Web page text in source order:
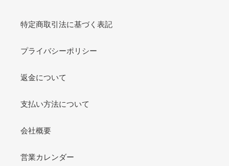
特定商取引法に基づく表記
プライバシーポリシー
返金について
支払い方法について
会社概要
営業カレンダー